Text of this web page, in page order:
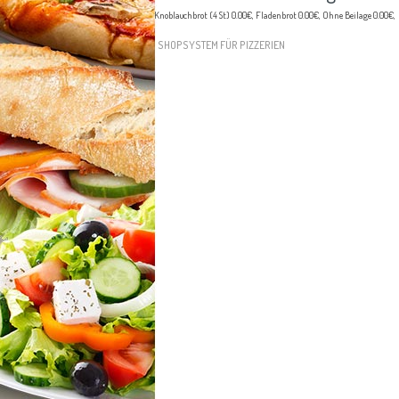
Knoblauchbrot (4 St) 0.00€, Fladenbrot 0.00€, Ohne Beilage 0.00€,
SHOPSYSTEM FÜR PIZZERIEN